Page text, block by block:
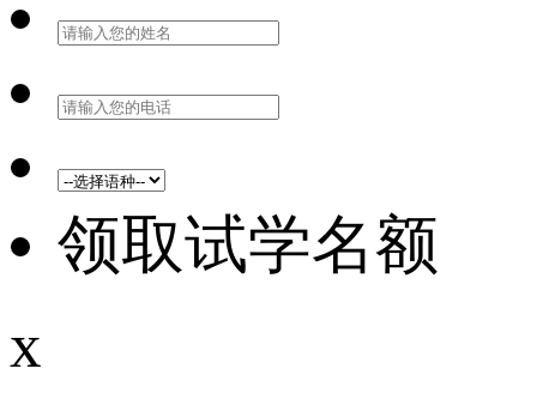
领取试学名额
x